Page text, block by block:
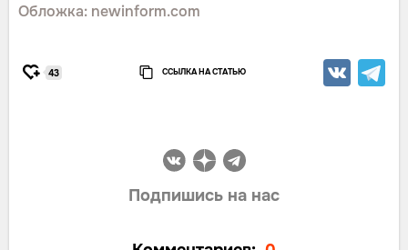
Обложка: newinform.com
43 ССЫЛКА НА СТАТЬЮ
Подпишись на нас